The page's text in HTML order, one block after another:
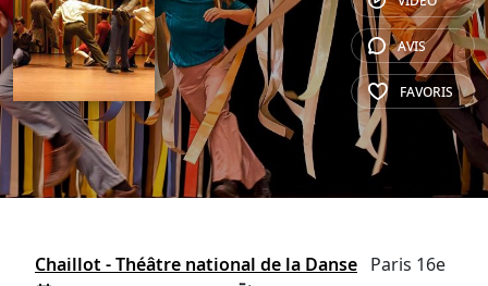
Chaillot - Théâtre national de la Danse Paris 16e
AVIS
FAVORIS